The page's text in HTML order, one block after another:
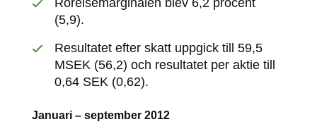
Rörelsemarginalen blev 6,2 procent
(5,9).
Resultatet efter skatt uppgick till 59,5
MSEK (56,2) och resultatet per aktie till
0,64 SEK (0,62).
Januari – september 2012